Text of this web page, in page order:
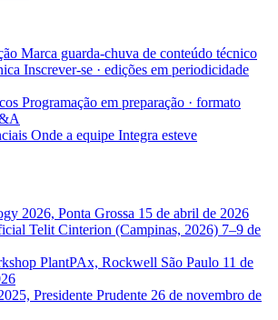
Marca guarda-chuva de conteúdo técnico
Inscrever-se · edições em periodicidade
Programação em preparação · formato
Onde a equipe Integra esteve
2026, Ponta Grossa 15 de abril de 2026
Telit Cinterion (Campinas, 2026) 7–9 de
PlantPAx, Rockwell São Paulo 11 de
Presidente Prudente 26 de novembro de